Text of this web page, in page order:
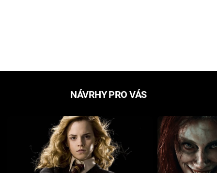
NÁVRHY PRO VÁS